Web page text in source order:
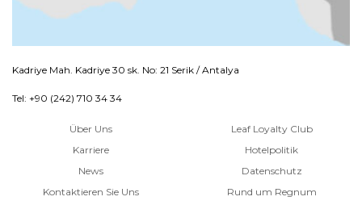
Kadriye Mah. Kadriye 30 sk. No: 21 Serik / Antalya
Tel: +90 (242) 710 34 34
Über Uns
Karriere
News
Kontaktieren Sie Uns
Leaf Loyalty Club
Hotelpolitik
Datenschutz
Rund um Regnum